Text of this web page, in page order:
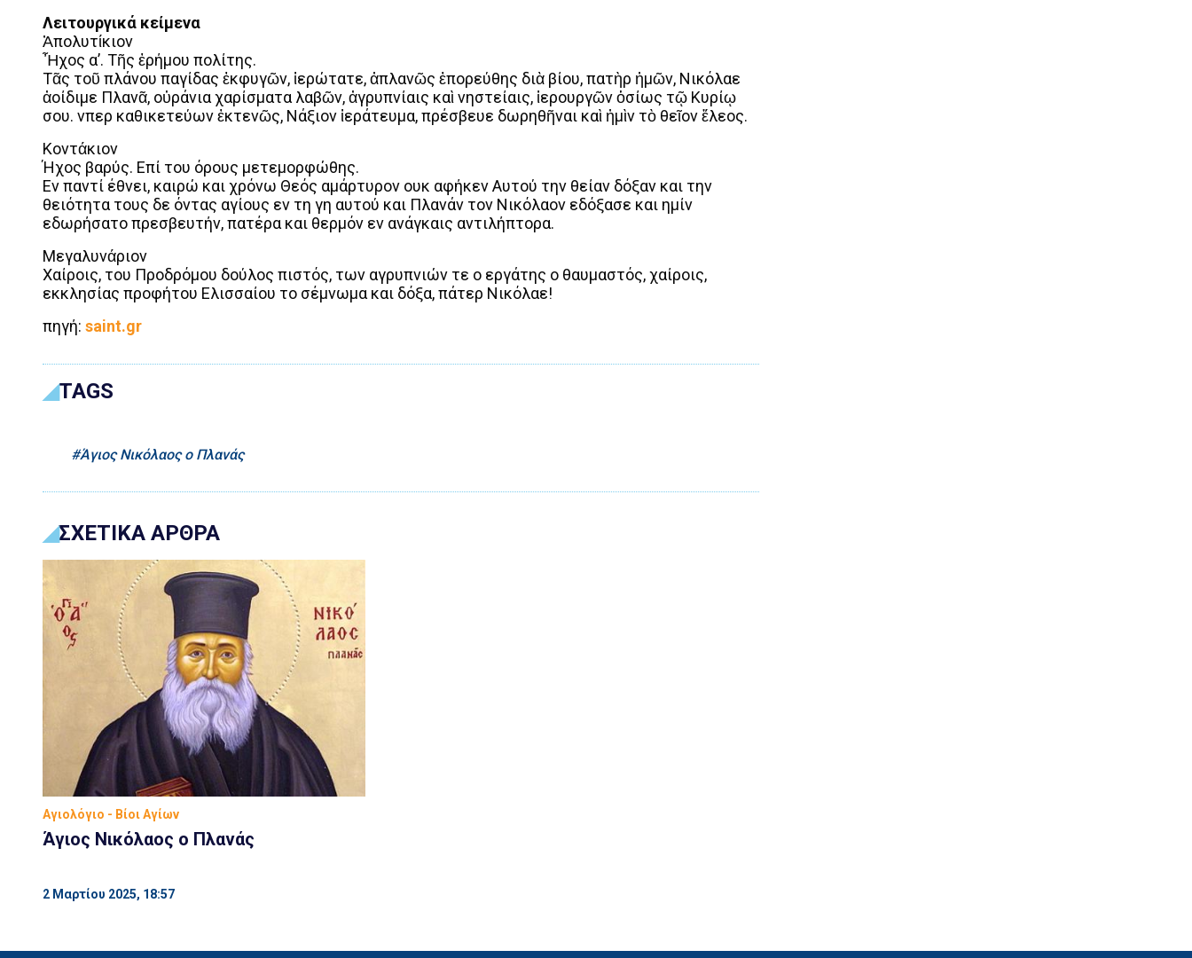
Λειτουργικά κείμενα
Ἀπολυτίκιον
Ἦχος α’. Τῆς ἐρήμου πολίτης.
Τᾶς τοῦ πλάνου παγίδας ἐκφυγῶν, ἱερώτατε, ἀπλανῶς ἐπορεύθης διὰ βίου, πατὴρ ἠμῶν, Νικόλαε
ἀοίδιμε Πλανᾶ, οὐράνια χαρίσματα λαβῶν, ἀγρυπνίαις καὶ νηστείαις, ἱερουργῶν ὁσίως τῷ Κυρίῳ
σου. Ὅνπερ καθικετεύων ἐκτενῶς, Νάξιον ἱεράτευμα, πρέσβευε δωρηθῆναι καὶ ἠμὶν τὸ θεῖον ἔλεος.
Κοντάκιον
Ήχος βαρύς. Επί του όρους μετεμορφώθης.
Εν παντί έθνει, καιρώ και χρόνω Θεός αμάρτυρον ουκ αφήκεν Αυτού την θείαν δόξαν και την
θειότητα τους δε όντας αγίους εν τη γη αυτού και Πλανάν τον Νικόλαον εδόξασε και ημίν
εδωρήσατο πρεσβευτήν, πατέρα και θερμόν εν ανάγκαις αντιλήπτορα.
Μεγαλυνάριον
Χαίροις, του Προδρόμου δούλος πιστός, των αγρυπνιών τε ο εργάτης ο θαυμαστός, χαίροις,
εκκλησίας προφήτου Ελισσαίου το σέμνωμα και δόξα, πάτερ Νικόλαε!
πηγή: saint.gr
TAGS
Άγιος Νικόλαος ο Πλανάς
ΣΧΕΤΙΚΑ ΑΡΘΡΑ
Αγιολόγιο - Βίοι Αγίων
Άγιος Νικόλαος ο Πλανάς
2 Μαρτίου 2025, 18:57